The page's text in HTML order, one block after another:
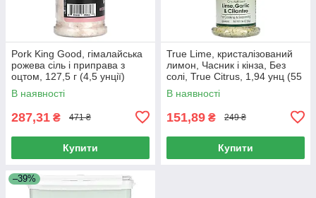
Pork King Good, гімалайська
рожева сіль і приправа з
оцтом, 127,5 г (4,5 унції)
В наявності
287,31 ₴ 471 ₴
Купити
True Lime, кристалізований
лимон, Часник і кінза, Без
солі, True Citrus, 1,94 унц (55
г)
В наявності
151,89 ₴ 249 ₴
Купити
–39%